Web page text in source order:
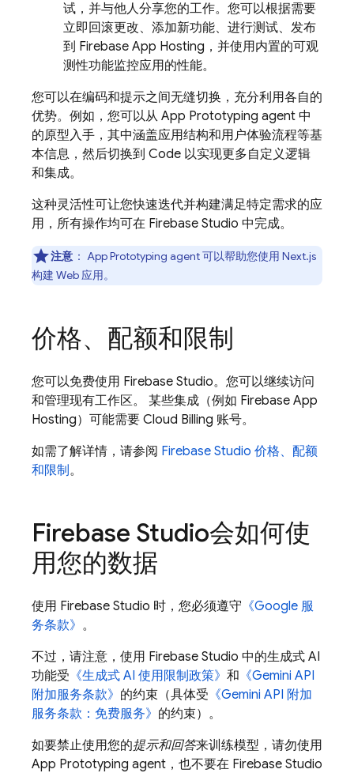
试，并与他人分享您的工作。您可以根据需要
立即回滚更改、添加新功能、进行测试、发布
到 Firebase App Hosting ，并使用内置的可观
测性功能监控应用的性能。
您可以在编码和提示之间无缝切换，充分利用各自的
优势。例如，您可以从 App Prototyping agent 中
的原型入手，其中涵盖应用结构和用户体验流程等基
本信息，然后切换到 Code 以实现更多自定义逻辑
和集成。
这种灵活性可让您快速迭代并构建满足特定需求的应
用，所有操作均可在 Firebase Studio 中完成。
注意 ： App Prototyping agent可以帮助您使用 Next.js
构建 Web 应用。
价格、配额和限制
您可以免费使用 Firebase Studio。您可以继续访问
和管理现有工作区。 某些集成（例如 Firebase App
Hosting）可能需要 Cloud Billing 账号。
如需了解详情，请参阅 Firebase Studio 价格、配额
和限制。
Firebase Studio会如何使
用您的数据
使用 Firebase Studio 时，您必须遵守 《Google 服
务条款》 。
不过，请注意，使用 Firebase Studio 中的生成式 AI
功能受 《生成式 AI 使用限制政策》 和 《Gemini API
附加服务条款》 的约束（具体受 《Gemini API 附加
服务条款：免费服务》 的约束）。
如要禁止使用您的提示和回答来训练模型，请勿使用
App Prototyping agent ，也不要在 Firebase Studio